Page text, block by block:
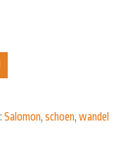
Salomon, schoen, wandel